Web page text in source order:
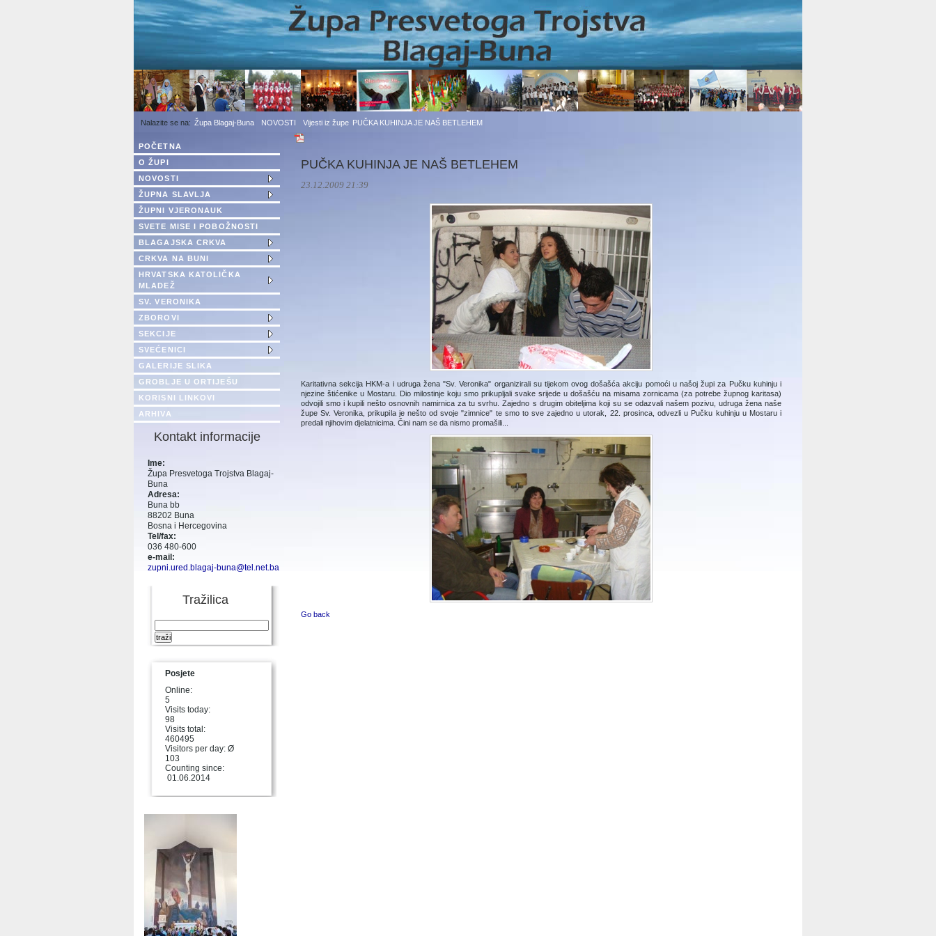
Župa Blagaj-Buna NOVOSTI Vijesti iz župe PUČKA KUHINJA JE NAŠ BETLEHEM
PUČKA KUHINJA JE NAŠ BETLEHEM
23.12.2009 21:39
Karitativna sekcija HKM-a i udruga žena "Sv. Veronika" organizirali su tijekom ovog došašća akciju pomoći u našoj župi za Pučku kuhinju i
njezine štićenike u Mostaru. Dio milostinje koju smo prikupljali svake srijede u došašću na misama zornicama (za potrebe župnog karitasa)
odvojili smo i kupili nešto osnovnih namirnica za tu svrhu. Zajedno s drugim obiteljima koji su se odazvali našem pozivu, udruga žena naše
župe Sv. Veronika, prikupila je nešto od svoje "zimnice" te smo to sve zajedno u utorak, 22. prosinca, odvezli u Pučku kuhinju u Mostaru i
predali njihovim djelatnicima. Čini nam se da nismo promašili...
Go back
POČETNA
O ŽUPI
NOVOSTI
ŽUPNA SLAVLJA
ŽUPNI VJERONAUK
SVETE MISE I POBOŽNOSTI
BLAGAJSKA CRKVA
CRKVA NA BUNI
HRVATSKA KATOLIČKA
MLADEŽ
SV. VERONIKA
ZBOROVI
SEKCIJE
SVEĆENICI
GALERIJE SLIKA
GROBLJE U ORTIJEŠU
KORISNI LINKOVI
ARHIVA
Kontakt informacije
Ime:
Župa Presvetoga Trojstva Blagaj-
Buna
Adresa:
Buna bb
88202 Buna
Bosna i Hercegovina
Tel/fax:
036 480-600
e-mail:
zupni.ured.blagaj-buna@tel.net.ba
Tražilica
Posjete
Online:
5
Visits today:
98
Visits total:
460495
Visitors per day: Ø
103
Counting since:
01.06.2014